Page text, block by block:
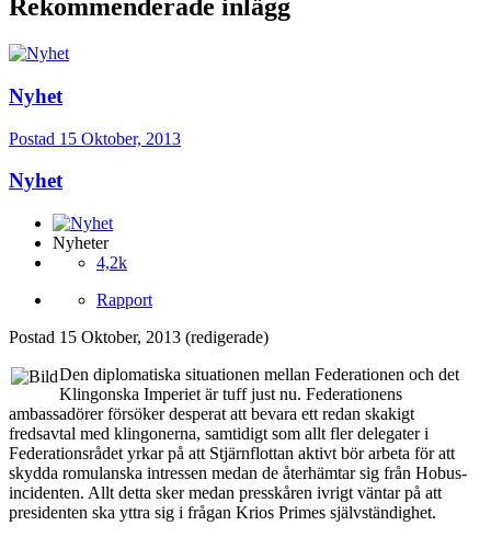
Rekommenderade inlägg
Nyhet
Postad 15 Oktober, 2013
Nyhet
Nyheter
4,2k
Rapport
Postad 15 Oktober, 2013 (redigerade)
Den diplomatiska situationen mellan Federationen och det
Klingonska Imperiet är tuff just nu. Federationens
ambassadörer försöker desperat att bevara ett redan skakigt
fredsavtal med klingonerna, samtidigt som allt fler delegater i
Federationsrådet yrkar på att Stjärnflottan aktivt bör arbeta för att
skydda romulanska intressen medan de återhämtar sig från Hobus-
incidenten. Allt detta sker medan presskåren ivrigt väntar på att
presidenten ska yttra sig i frågan Krios Primes självständighet.